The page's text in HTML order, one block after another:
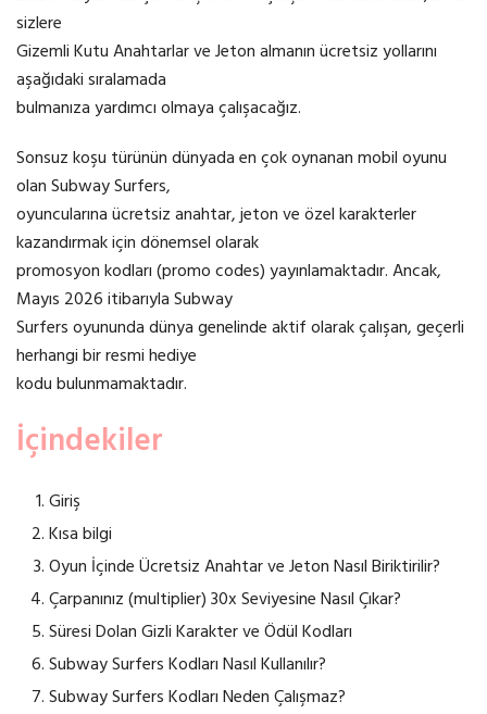
sizlere
Gizemli Kutu Anahtarlar ve Jeton almanın ücretsiz yollarını
aşağıdaki sıralamada
bulmanıza yardımcı olmaya çalışacağız.
Sonsuz koşu türünün dünyada en çok oynanan mobil oyunu
olan Subway Surfers,
oyuncularına ücretsiz anahtar, jeton ve özel karakterler
kazandırmak için dönemsel olarak
promosyon kodları (promo codes) yayınlamaktadır. Ancak,
Mayıs 2026 itibarıyla Subway
Surfers oyununda dünya genelinde aktif olarak çalışan, geçerli
herhangi bir resmi hediye
kodu bulunmamaktadır.
İçindekiler
Giriş
Kısa bilgi
Oyun İçinde Ücretsiz Anahtar ve Jeton Nasıl Biriktirilir?
Çarpanınız (multiplier) 30x Seviyesine Nasıl Çıkar?
Süresi Dolan Gizli Karakter ve Ödül Kodları
Subway Surfers Kodları Nasıl Kullanılır?
Subway Surfers Kodları Neden Çalışmaz?